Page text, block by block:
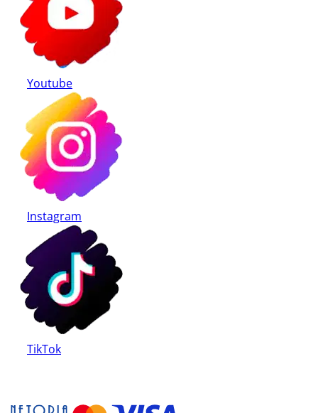
Youtube
Instagram
TikTok